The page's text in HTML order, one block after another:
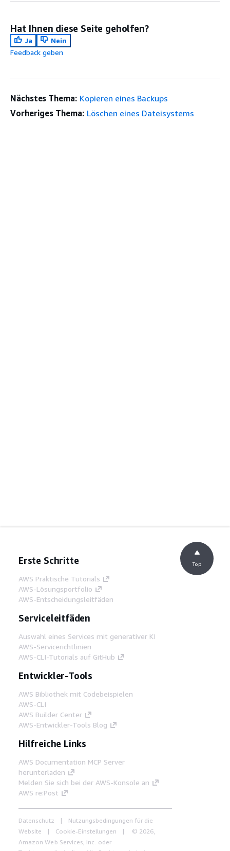
Hat Ihnen diese Seite geholfen?
Ja
Nein
Feedback geben
Nächstes Thema: Kopieren eines Backups
Vorheriges Thema: Löschen eines Dateisystems
Erste Schritte
AWS Praktische Tutorials
AWS-Lösungsportfolio
AWS-Entscheidungsleitfäden
Serviceleitfäden
Auswahl eines Services mit generativer KI
AWS-Servicerichtlinien
AWS-CLI-Tutorials auf GitHub
Entwickler-Tools
AWS Bibliothek mit Codebeispielen
AWS-CLI
AWS Builder Center
AWS-Entwickler-Tools Blog
Hilfreiche Links
AWS Documentation MCP Server
herunterladen
Melden Sie sich bei der AWS-Konsole an
AWS re:Post
Datenschutz
Nutzungsbedingungen für die
Website
Cookie-Einstellungen
© 2026,
Amazon Web Services, Inc. oder
Top